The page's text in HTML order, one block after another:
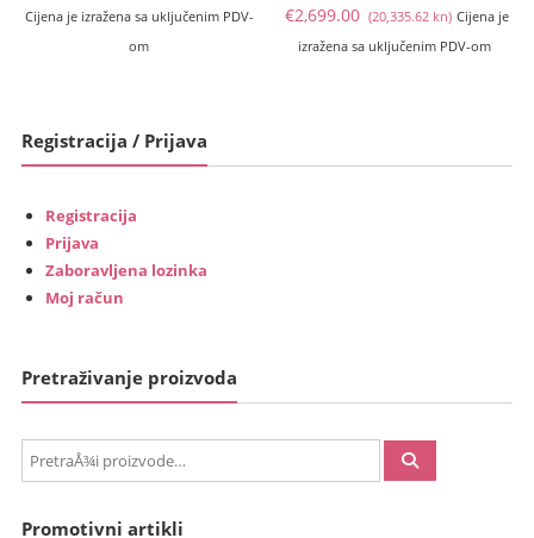
Cijena je izražena sa uključenim PDV-
om
kn).
€2,699.00 (20,335.62 kn)Trenutna
cijena
kn).
Cijena je
izražena sa uključenim PDV-om
Registracija / Prijava
Registracija
Prijava
Zaboravljena lozinka
Moj račun
Pretraživanje proizvoda
PretraÅ¾i:
Promotivni artikli